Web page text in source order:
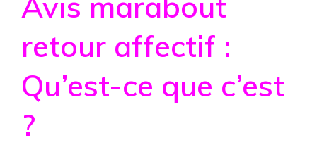
retour affectif :
Qu’est-ce que c’est
?